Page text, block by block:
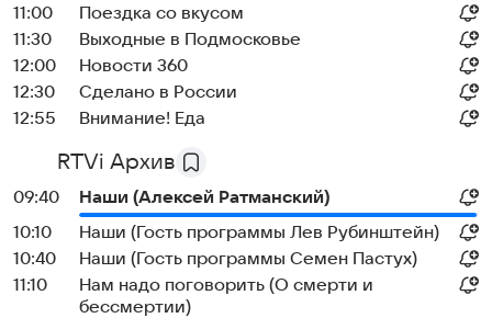
11:00
Поездка со вкусом
11:30
Выходные в Подмосковье
12:00
Новости 360
12:30
Сделано в России
12:55
Внимание! Еда
RTVi Архив
09:40
Наши (Алексей Ратманский)
10:10
Наши (Гость программы Лев Рубинштейн)
10:40
Наши (Гость программы Семен Пастух)
11:10
Нам надо поговорить (О смерти и
бессмертии)